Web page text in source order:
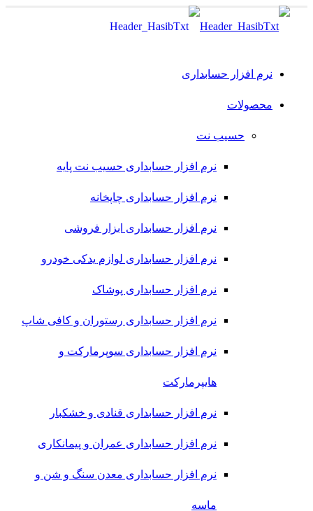
نرم افزار حسابداری
محصولات
حسیب نت
نرم افزار حسابداری حسیب نت پایه
نرم افزار حسابداری چاپخانه
نرم افزار حسابداری ابزار فروشی
نرم افزار حسابداری لوازم یدکی خودرو
نرم افزار حسابداری پوشاک
نرم افزار حسابداری رستوران و کافی شاپ
نرم افزار حسابداری سوپرمارکت و
هایپرمارکت
نرم افزار حسابداری قنادی و خشکبار
نرم افزار حسابداری عمران و پیمانکاری
نرم افزار حسابداری معدن سنگ و شن و
ماسه